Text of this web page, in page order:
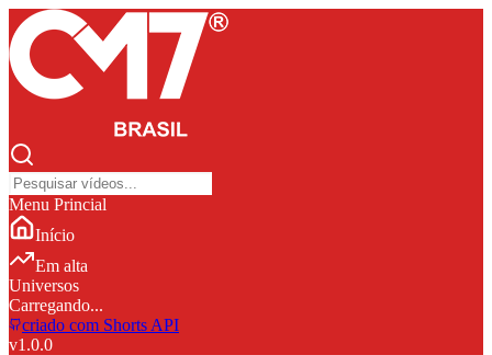
Menu Princial
Início
Em alta
Universos
Carregando...
criado com Shorts API
v1.0.0